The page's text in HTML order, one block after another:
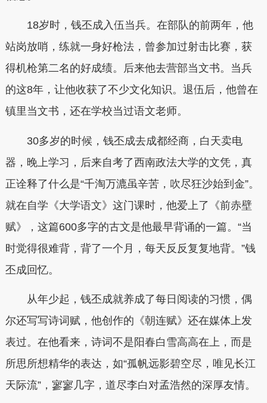
18岁时，钱丕成入伍当兵。在部队的前两年，他
站岗放哨，练就一身好枪法，曾参加过射击比赛，获
得机枪第二名的好成绩。后来他去营部当文书。当兵
的这8年，让他收获了不少文化知识。退伍后，他曾在
镇里当文书，还在学校当过语文老师。
30多岁的时候，钱丕成去成都经商，白天卖电
器，晚上学习，后来自考了西南政法大学的文凭，真
正诠释了什么是“千淘万漉虽辛苦，吹尽狂沙始到金”。
就在自学《大学语文》这门课时，他爱上了《前赤壁
赋》，这篇600多字的古文是他最早背诵的一篇。“当
时觉得很难背，背了一个月，每天反反复复地背。”钱
丕成回忆。
从年少起，钱丕成就养成了每日阅读的习惯，偶
尔还写写诗词赋，他创作的《朝连赋》还在媒体上发
表过。在他看来，诗词不是阳春白雪高高在上，而是
所思所想精华的表达，如“孤帆远影碧空尽，唯见长江
天际流”，寥寥几字，道尽李白对孟浩然的深厚友情。